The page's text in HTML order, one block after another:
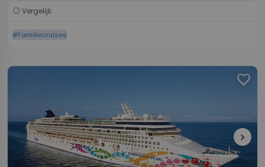
Vergelijk
#Familiecruises
favorite
chevron_right